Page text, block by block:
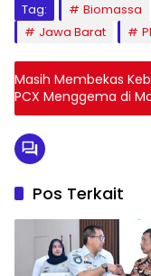
Tag: Biomassa
Jawa Barat
Masih Membekas
PCX Menggema di
Pos Terkait